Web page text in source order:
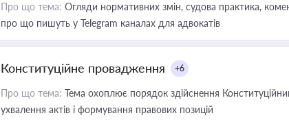
Про що тема: Огляди нормативних змін, судова практика,
про що пишуть у Telegram каналах для адвокатів
Конституційне провадження +6
Про що тема: Тема охоплює порядок здійснення
ухвалення актів і формування правових позицій